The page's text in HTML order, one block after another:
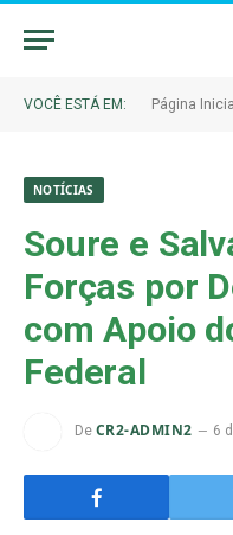
VOCÊ ESTÁ EM: Página Inicial
NOTÍCIAS
Soure e
Forças por
com Apoio
Federal
De CR2-ADMIN2 6